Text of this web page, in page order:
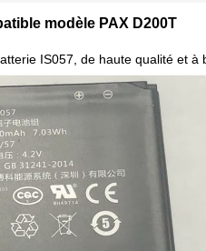
modèle PAX D200T
IS057, de haute qualité et à